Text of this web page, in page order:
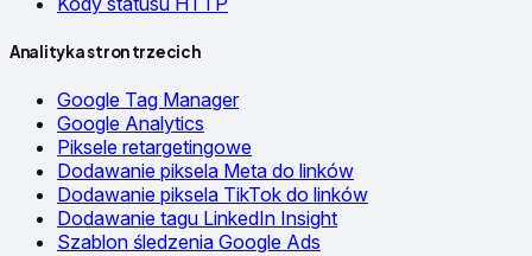
Analityka stron trzecich
Google Tag Manager
Google Analytics
Piksele retargetingowe
Dodawanie piksela Meta do linków
Dodawanie piksela TikTok do linków
Dodawanie tagu LinkedIn Insight
Szablon śledzenia Google Ads